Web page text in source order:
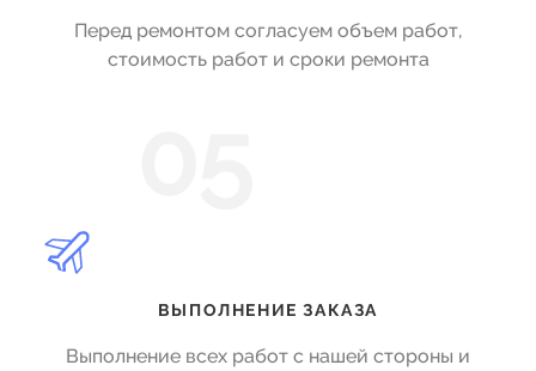
Перед ремонтом согласуем объем работ,
стоимость работ и сроки ремонта
ВЫПОЛНЕНИЕ ЗАКАЗА
Выполнение всех работ с нашей стороны и